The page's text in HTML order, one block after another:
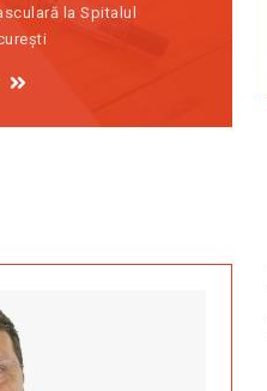
la Spitalul